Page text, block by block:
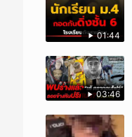
01:44
03:46